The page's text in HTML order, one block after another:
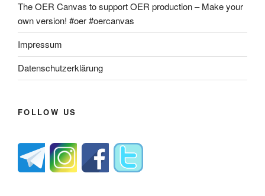
The OER Canvas to support OER production – Make your
own version! #oer #oercanvas
Impressum
Datenschutzerklärung
FOLLOW US